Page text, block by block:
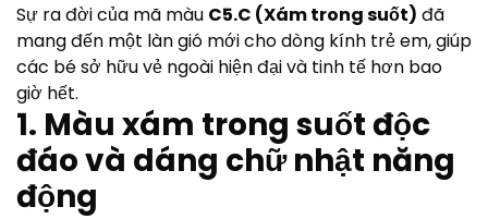
Sự ra đời của mã màu C5.C (Xám trong suốt) đã
mang đến một làn gió mới cho dòng kính trẻ em, giúp
các bé sở hữu vẻ ngoài hiện đại và tinh tế hơn bao
giờ hết.
1. Màu xám trong suốt độc
đáo và dáng chữ nhật năng
động